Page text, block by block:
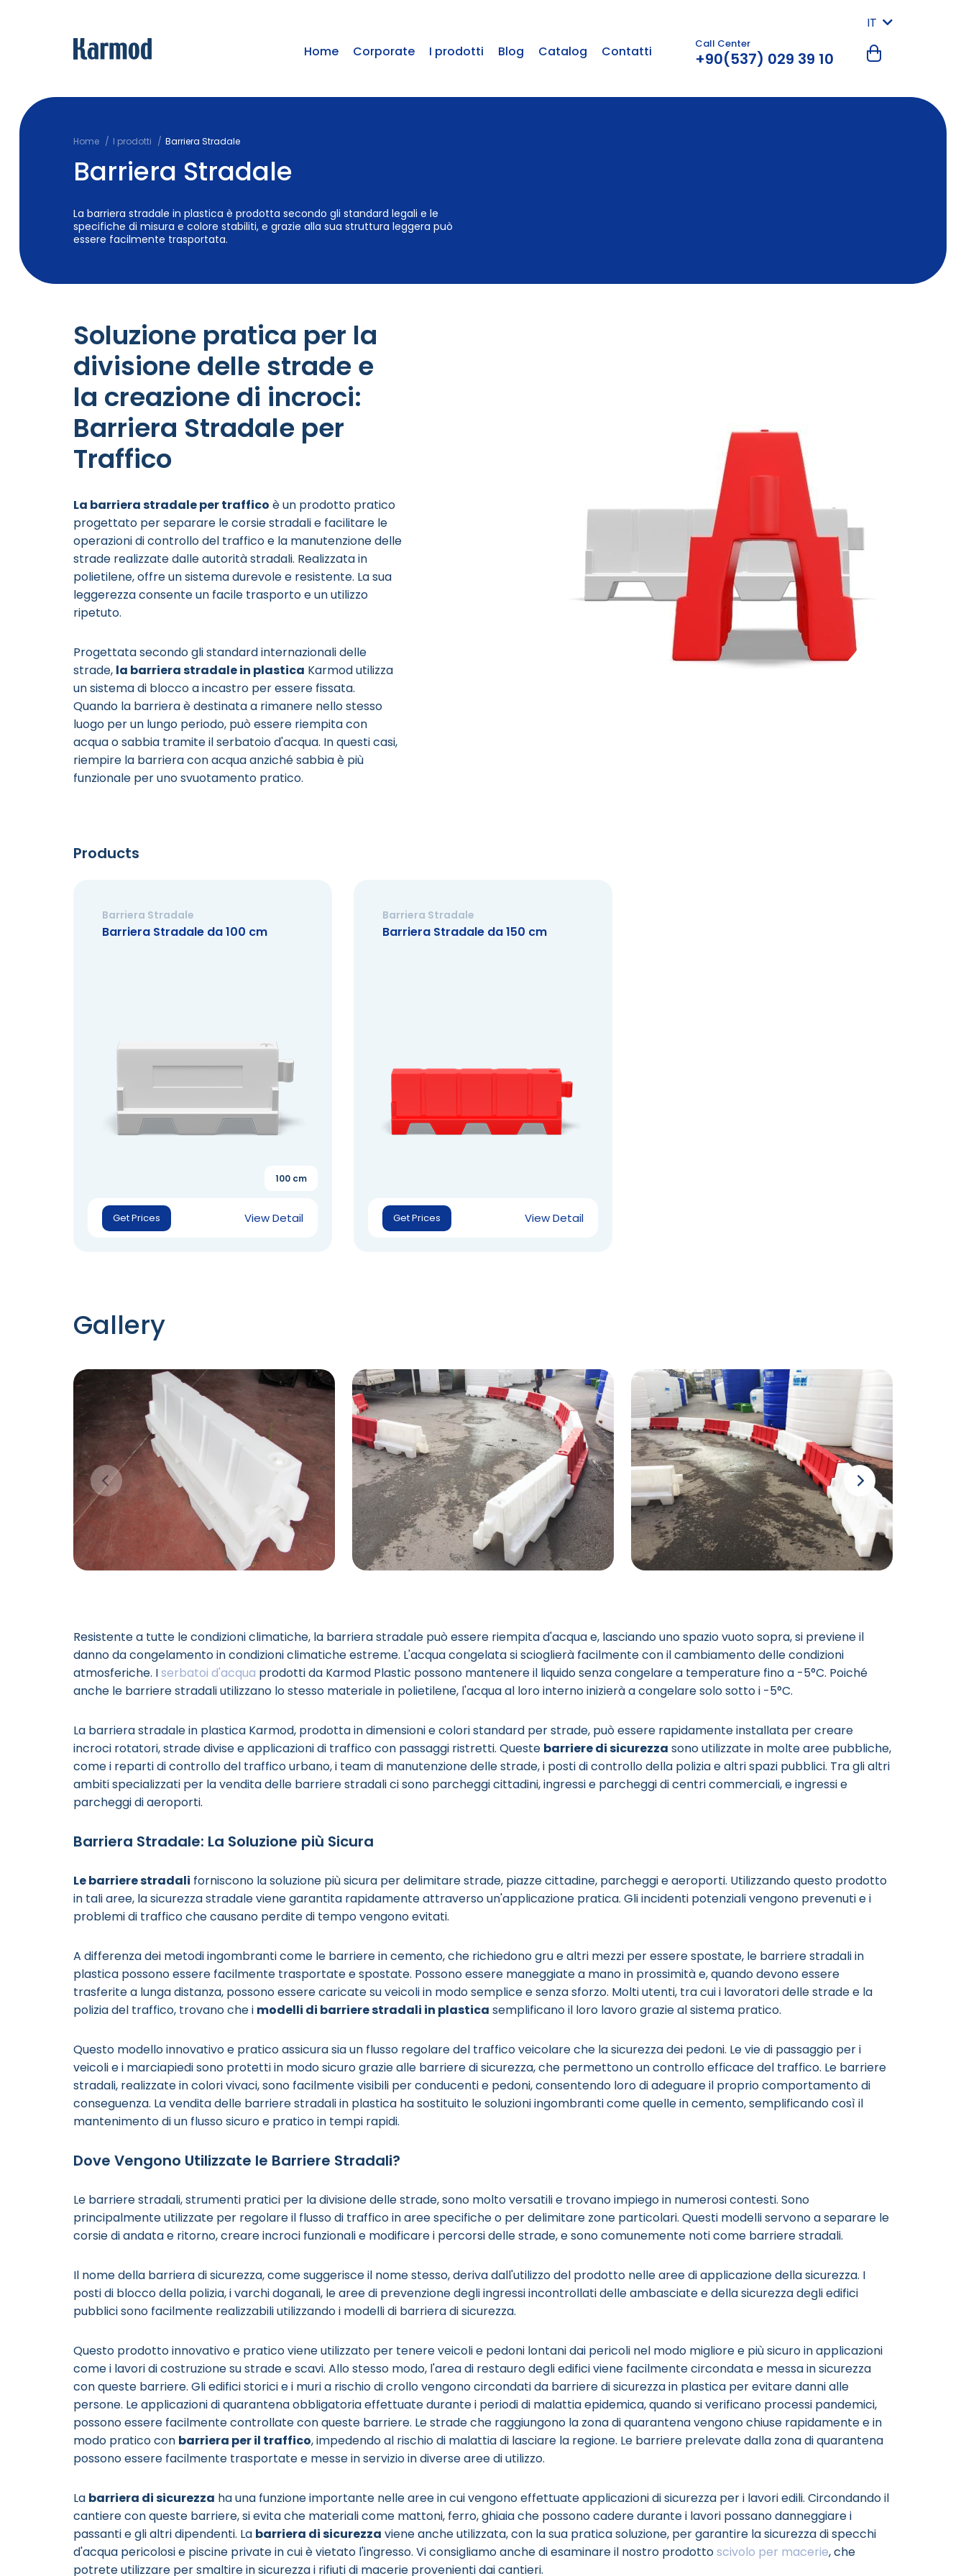
IT
Home
Corporate I prodotti Blog Catalog Contatti Call Center
+90(537) 029 39 10
Home I prodotti Barriera Stradale
Barriera Stradale
La barriera stradale in plastica è prodotta secondo gli standard legali e le
specifiche di misura e colore stabiliti, e grazie alla sua struttura leggera può
essere facilmente trasportata.
Soluzione pratica per la
divisione delle strade e
la creazione di incroci:
Barriera Stradale per
Traffico
La barriera stradale per traffico è un prodotto pratico
progettato per separare le corsie stradali e facilitare le
operazioni di controllo del traffico e la manutenzione delle
strade realizzate dalle autorità stradali. Realizzata in
polietilene, offre un sistema durevole e resistente. La sua
leggerezza consente un facile trasporto e un utilizzo
ripetuto.
Progettata secondo gli standard internazionali delle
strade, la barriera stradale in plastica Karmod utilizza
un sistema di blocco a incastro per essere fissata.
Quando la barriera è destinata a rimanere nello stesso
luogo per un lungo periodo, può essere riempita con
acqua o sabbia tramite il serbatoio d'acqua. In questi casi,
riempire la barriera con acqua anziché sabbia è più
funzionale per uno svuotamento pratico.
Products
Barriera Stradale
Barriera Stradale da 100 cm
Get Prices View Detail
100 cm
Barriera Stradale
Barriera Stradale da 150 cm
Get Prices View Detail
Gallery
Resistente a tutte le condizioni climatiche, la barriera stradale può essere riempita d'acqua e, lasciando uno spazio vuoto sopra, si previene il
danno da congelamento in condizioni climatiche estreme. L'acqua congelata si scioglierà facilmente con il cambiamento delle condizioni
atmosferiche. Iserbatoi d'acqua prodotti da Karmod Plastic possono mantenere il liquido senza congelare a temperature fino a -5°C. Poiché
anche le barriere stradali utilizzano lo stesso materiale in polietilene, l'acqua al loro interno inizierà a congelare solo sotto i -5°C.
La barriera stradale in plastica Karmod, prodotta in dimensioni e colori standard per strade, può essere rapidamente installata per creare
incroci rotatori, strade divise e applicazioni di traffico con passaggi ristretti. Queste barriere di sicurezza sono utilizzate in molte aree pubbliche,
come i reparti di controllo del traffico urbano, i team di manutenzione delle strade, i posti di controllo della polizia e altri spazi pubblici. Tra gli altri
ambiti specializzati per la vendita delle barriere stradali ci sono parcheggi cittadini, ingressi e parcheggi di centri commerciali, e ingressi e
parcheggi di aeroporti.
Barriera Stradale: La Soluzione più Sicura
Le barriere stradali forniscono la soluzione più sicura per delimitare strade, piazze cittadine, parcheggi e aeroporti. Utilizzando questo prodotto
in tali aree, la sicurezza stradale viene garantita rapidamente attraverso un'applicazione pratica. Gli incidenti potenziali vengono prevenuti e i
problemi di traffico che causano perdite di tempo vengono evitati.
A differenza dei metodi ingombranti come le barriere in cemento, che richiedono gru e altri mezzi per essere spostate, le barriere stradali in
plastica possono essere facilmente trasportate e spostate. Possono essere maneggiate a mano in prossimità e, quando devono essere
trasferite a lunga distanza, possono essere caricate su veicoli in modo semplice e senza sforzo. Molti utenti, tra cui i lavoratori delle strade e la
polizia del traffico, trovano che i modelli di barriere stradali in plastica semplificano il loro lavoro grazie al sistema pratico.
Questo modello innovativo e pratico assicura sia un flusso regolare del traffico veicolare che la sicurezza dei pedoni. Le vie di passaggio per i
veicoli e i marciapiedi sono protetti in modo sicuro grazie alle barriere di sicurezza, che permettono un controllo efficace del traffico. Le barriere
stradali, realizzate in colori vivaci, sono facilmente visibili per conducenti e pedoni, consentendo loro di adeguare il proprio comportamento di
conseguenza. La vendita delle barriere stradali in plastica ha sostituito le soluzioni ingombranti come quelle in cemento, semplificando così il
mantenimento di un flusso sicuro e pratico in tempi rapidi.
Dove Vengono Utilizzate le Barriere Stradali?
Le barriere stradali, strumenti pratici per la divisione delle strade, sono molto versatili e trovano impiego in numerosi contesti. Sono
principalmente utilizzate per regolare il flusso di traffico in aree specifiche o per delimitare zone particolari. Questi modelli servono a separare le
corsie di andata e ritorno, creare incroci funzionali e modificare i percorsi delle strade, e sono comunemente noti come barriere stradali.
Il nome della barriera di sicurezza, come suggerisce il nome stesso, deriva dall'utilizzo del prodotto nelle aree di applicazione della sicurezza. I
posti di blocco della polizia, i varchi doganali, le aree di prevenzione degli ingressi incontrollati delle ambasciate e della sicurezza degli edifici
pubblici sono facilmente realizzabili utilizzando i modelli di barriera di sicurezza.
Questo prodotto innovativo e pratico viene utilizzato per tenere veicoli e pedoni lontani dai pericoli nel modo migliore e più sicuro in applicazioni
come i lavori di costruzione su strade e scavi. Allo stesso modo, l'area di restauro degli edifici viene facilmente circondata e messa in sicurezza
con queste barriere. Gli edifici storici e i muri a rischio di crollo vengono circondati da barriere di sicurezza in plastica per evitare danni alle
persone. Le applicazioni di quarantena obbligatoria effettuate durante i periodi di malattia epidemica, quando si verificano processi pandemici,
possono essere facilmente controllate con queste barriere. Le strade che raggiungono la zona di quarantena vengono chiuse rapidamente e in
modo pratico con barriera per il traffico, impedendo al rischio di malattia di lasciare la regione. Le barriere prelevate dalla zona di quarantena
possono essere facilmente trasportate e messe in servizio in diverse aree di utilizzo.
La barriera di sicurezza ha una funzione importante nelle aree in cui vengono effettuate applicazioni di sicurezza per i lavori edili. Circondando il
cantiere con queste barriere, si evita che materiali come mattoni, ferro, ghiaia che possono cadere durante i lavori possano danneggiare i
passanti e gli altri dipendenti. La barriera di sicurezza viene anche utilizzata, con la sua pratica soluzione, per garantire la sicurezza di specchi
d'acqua pericolosi e piscine private in cui è vietato l'ingresso. Vi consigliamo anche di esaminare il nostro prodottoscivolo per macerie, che
potrete utilizzare per smaltire in sicurezza i rifiuti di macerie provenienti dai cantieri.